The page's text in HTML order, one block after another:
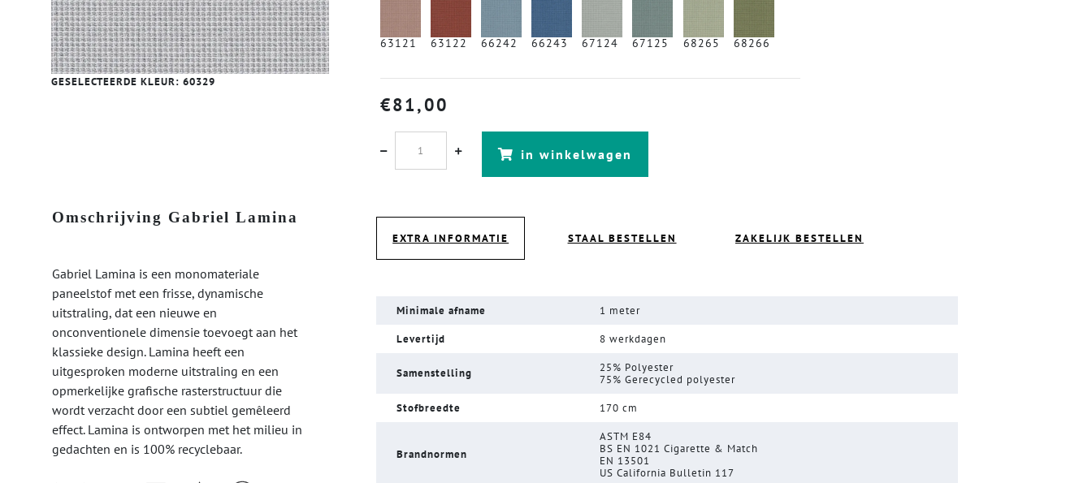
GESELECTEERDE KLEUR: 60329
63121 63122 66242 66243 67124 67125 68265 68266
€81,00
in winkelwagen
Omschrijving Gabriel Lamina
Gabriel Lamina is een monomateriale
paneelstof met een frisse, dynamische
uitstraling, dat een nieuwe en
onconventionele dimensie toevoegt aan het
klassieke design. Lamina heeft een
uitgesproken moderne uitstraling en een
opmerkelijke grafische rasterstructuur die
wordt verzacht door een subtiel gemêleerd
effect. Lamina is ontworpen met het milieu in
gedachten en is 100% recyclebaar.
EXTRA INFORMATIE STAAL BESTELLEN ZAKELIJK BESTELLEN
Minimale afname 1 meter
Levertijd 8 werkdagen
Samenstelling
25% Polyester
75% Gerecycled polyester
Stofbreedte 170 cm
Brandnormen
ASTM E84
BS EN 1021 Cigarette & Match
EN 13501
US California Bulletin 117